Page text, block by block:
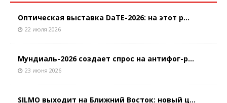
Оптическая выставка DaTE-2026: на этот р...
22 июля 2026
Мундиаль-2026 создает спрос на антифог-р...
23 июня 2026
SILMO выходит на Ближний Восток: новый ц...